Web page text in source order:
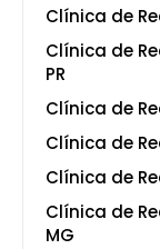
Clínica de
Clínica de
PR
Clínica de
Clínica de
Clínica de
Clínica de
MG